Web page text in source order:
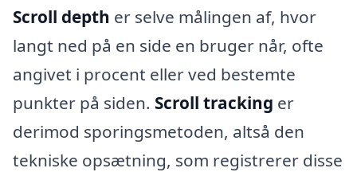
Scroll depth er selve målingen af, hvor
langt ned på en side en bruger når, ofte
angivet i procent eller ved bestemte
punkter på siden. Scroll tracking er
derimod sporingsmetoden, altså den
tekniske opsætning, som registrerer disse